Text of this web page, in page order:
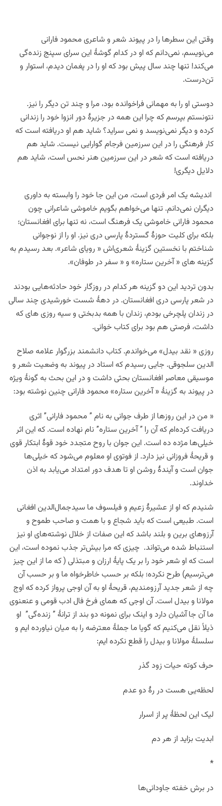
وقتی این سطرها را در پیوند شعر و شاعری محمود فارانی
می‌نویسم، نمی‌دانم که او در کدام گوشۀ این سرای سپنج زنده‌گی
می‌کند! تنها چند سال پیش بود که او را در پغمان دیدم، استوار و
تن‌درست.
دوستی او را به مهمانی فراخوانده بود، مرا و چند تن دیگر را نیز.
نتونستم بپرسم که چرا این همه در جزیرۀ دور انزوا خود را زندانی
کرده و دیگر نمی‌نویسد و نمی سراید؟ شاید هم او دریافته است که
کار فرهنگی را در این سرزمین فرجام گوارایی نیست. شاید هم
دریافته است که شعر در این سرزمین هنر نحس است، شاید هم
دلایل دیگری!
اندیشه یک امر فردی است، من این جا خود را وابسته به داوری
دیگران نمی‌دانم. تنها می‌خواهم بگویم خاموشی شاعرانی چون
محمود فارانی خاموشی یک فرهنگ است، نه تنها برای افغانستان؛
بلکه برای کلیت حوزۀ گستردۀ پارسی دری نیز. او را از نوجوانی
شناختم با نخستین گزینۀ شعری‌اش « رویای شاعر». بعد رسیدم به
گزینه های « آخرین ستاره» و « سفر در طوفان».
بدون تردید این دو گزینه هر کدام در روزگار خود حادثه‌‌هایی بودند
در شعر پارسی دری افغانستان. در دهۀ شست خورشیدی چند سالی
در زندان پلچرخی بودم، زندان با همه بدبختی و سیه روزی های که
داشت، فرصتی هم بود برای کتاب خوانی.
روزی « نقد بیدل» می‌خواندم. کتاب دانشمند بزرگوار علامه صلاح
الدین سلجوقی. جایی رسیدم که استاد در پیوند به وضعیت شعر و
موسیقی معاصر افغانستان بحثی داشت و در این بحث به گونۀ ویژه
در پیوند به گزینۀ « آخرین ستاره» محمود فارانی چنین نوشته بود:
« من در این روزها از طرف جوانی به نام ” محمود فارانی” اثری
دریافت کرده‌ام که آن را ” آخرین ستاره” نام نهاده است. که این اثر
خیلی‌ها مژده ده است. این جوان با روح متجدد خود قوۀ ابتکار قوی
و قریحۀ فروزانی نیز دارد. از فوتوی او معلوم می‌شود که خیلی‌ها
جوان است و آیندۀ روشن او تا هدف دور امتداد می‌یابد به اذن
خداوند.
شنیدم که او از عشیرۀ زعیم و فیلسوف ما سیدجمال‌الدین افغانی
است. طبیعی است که باید شجاع و با همت و صاحب طموح و
آرزوهای برین و بلند باشد که این صفات از خلال نوشته‌های او نیز
استنباط شده می‌تواند. چیزی که مرا بیش‌تر جذب نموده است، این
است که او شعر خود را بر یک پایۀ ارزان و مبتذلی ( که ما از این چیز
می‌ترسیم) طرح نکرده؛ بلکه بر حسب خاطرخواه ما و بر حسب آن
چه از شعر جدید آرزومندیم، قریحۀ او به آن اوجی پرواز کرده که اوج
مولانا و بیدل است. آن اوجی که همای فرخ فال ادب قومی و عنعنوی
ما آن جا آشیان دارد و اینک برای نمونه دو بند از ترانۀ ” زنده‌گی” او
ذیلاً نقل می‌کنیم که گویا ما جملۀ معترضه را به میان نیاورده ایم و
سلسلۀ مولانا و بیدل را قطع نکرده ایم:
حرف کوته حیات زود گذر
لحظه‌یی هست در رۀ دو عدم
لیک این لحظۀ پر از اسرار
ابدیت بزاید از هر دم
*
در برش خفته جاودانی‌ها